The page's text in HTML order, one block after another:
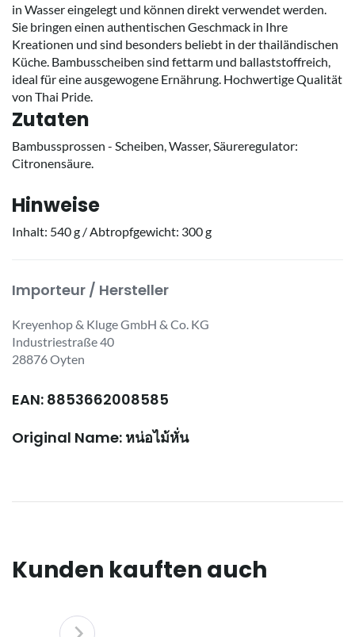
in Wasser eingelegt und können direkt verwendet werden.
Sie bringen einen authentischen Geschmack in Ihre
Kreationen und sind besonders beliebt in der thailändischen
Küche. Bambusscheiben sind fettarm und ballaststoffreich,
ideal für eine ausgewogene Ernährung. Hochwertige Qualität
von Thai Pride.
Zutaten
Bambussprossen - Scheiben, Wasser, Säureregulator:
Citronensäure.
Hinweise
Inhalt: 540 g / Abtropfgewicht: 300 g
Importeur / Hersteller
Kreyenhop & Kluge GmbH & Co. KG
Industriestraße 40
28876 Oyten
EAN: 8853662008585
Original Name: หน่อไม้หั่น
Kunden kauften auch